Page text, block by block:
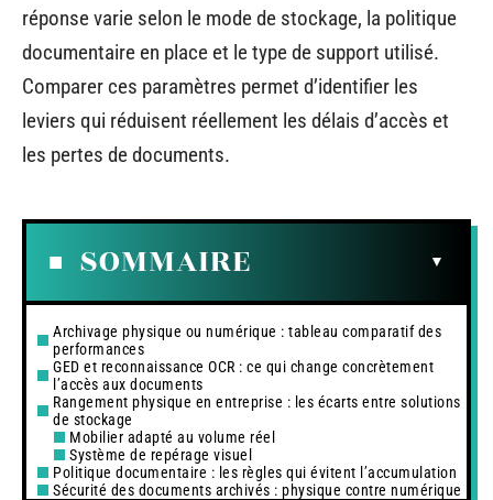
réponse varie selon le mode de stockage, la politique
documentaire en place et le type de support utilisé.
Comparer ces paramètres permet d’identifier les
leviers qui réduisent réellement les délais d’accès et
les pertes de documents.
SOMMAIRE
Archivage physique ou numérique : tableau comparatif des
performances
GED et reconnaissance OCR : ce qui change concrètement
l’accès aux documents
Rangement physique en entreprise : les écarts entre solutions
de stockage
Mobilier adapté au volume réel
Système de repérage visuel
Politique documentaire : les règles qui évitent l’accumulation
Sécurité des documents archivés : physique contre numérique